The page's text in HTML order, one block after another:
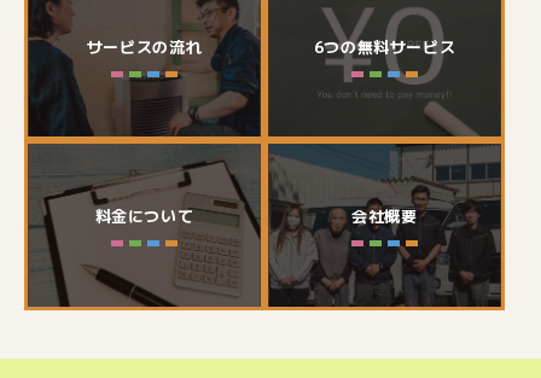
サービスの流れ 6つの無料サービス
料金について 会社概要